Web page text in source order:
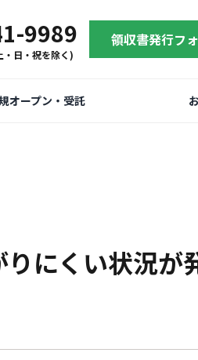
9989
日・祝を除く)
領収書発行フ
オープン・受託
にくい状況が